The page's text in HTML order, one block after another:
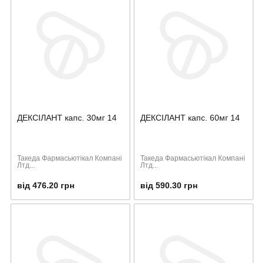
ДЕКСІЛАНТ капс. 30мг 14
Такеда Фармасьютікал Компані
Лтд...
від 476.20 грн
ДЕКСІЛАНТ капс. 60мг 14
Такеда Фармасьютікал Компані
Лтд...
від 590.30 грн